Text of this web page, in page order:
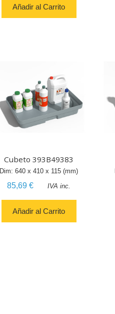
Añadir al Carrito
Cubeto 393B49383
Dim: 640 x 410 x 115 (mm)
85,69 € IVA inc.
Añadir al Carrito